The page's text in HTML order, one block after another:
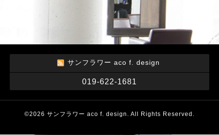
サンフラワー aco f. design
019-622-1681
©2026 サンフラワー aco f. design . All Rights Reserved.